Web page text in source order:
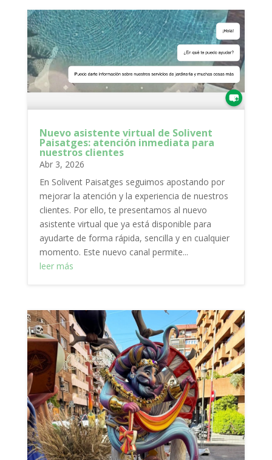
Nuevo asistente virtual de Solivent
Paisatges: atención inmediata para
nuestros clientes
Abr 3, 2026
En Solivent Paisatges seguimos apostando por
mejorar la atención y la experiencia de nuestros
clientes. Por ello, te presentamos al nuevo
asistente virtual que ya está disponible para
ayudarte de forma rápida, sencilla y en cualquier
momento. Este nuevo canal permite...
leer más